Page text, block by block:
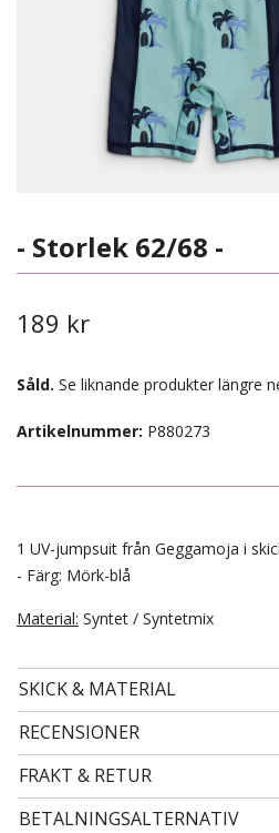
- Storlek 62/68 -
189 kr
Såld. Se liknande produkter längre
Artikelnummer: P880273
1 UV-jumpsuit från Geggamoja i
- Färg: Mörk-blå
Material: Syntet / Syntetmix
SKICK & MATERIAL
RECENSIONER
FRAKT & RETUR
BETALNINGSALTERNATIV